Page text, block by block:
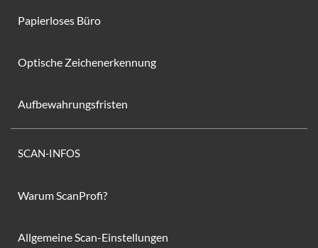
Papierloses Büro
Optische Zeichenerkennung
Aufbewahrungsfristen
SCAN-INFOS
Warum ScanProfi?
Allgemeine Scan-Einstellungen